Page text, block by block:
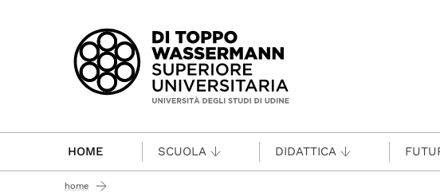
Passa al contenuto principale
HOME SCUOLA DIDATTICA
home